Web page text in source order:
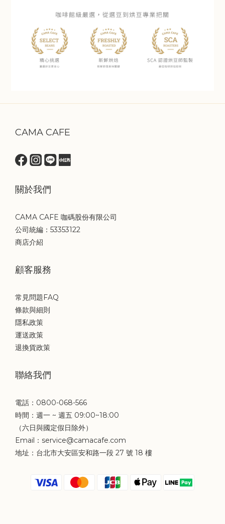
CAMA CAFE
關於我們
CAMA CAFE 咖碼股份有限公司
公司統編：53353122
商店介紹
顧客服務
常見問題FAQ
條款與細則
隱私政策
運送政策
退換貨政策
聯絡我們
電話：0800-068-566
時間：週一 ~ 週五 09:00~18:00
（六日與國定假日除外）
Email：service@camacafe.com
地址：台北市大安區安和路一段 27 號 18 樓